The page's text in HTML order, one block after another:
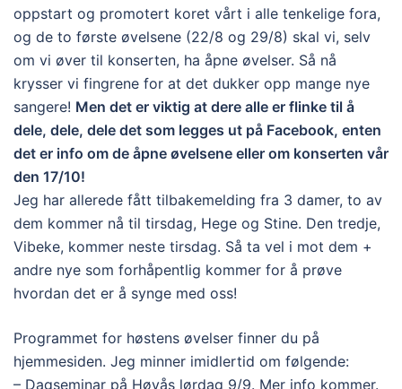
oppstart og promotert koret vårt i alle tenkelige fora,
og de to første øvelsene (22/8 og 29/8) skal vi, selv
om vi øver til konserten, ha åpne øvelser. Så nå
krysser vi fingrene for at det dukker opp mange nye
sangere! Men det er viktig at dere alle er flinke til å
dele, dele, dele det som legges ut på Facebook, enten
det er info om de åpne øvelsene eller om konserten vår
den 17/10!
Jeg har allerede fått tilbakemelding fra 3 damer, to av
dem kommer nå til tirsdag, Hege og Stine. Den tredje,
Vibeke, kommer neste tirsdag. Så ta vel i mot dem +
andre nye som forhåpentlig kommer for å prøve
hvordan det er å synge med oss!
Programmet for høstens øvelser finner du på
hjemmesiden. Jeg minner imidlertid om følgende:
– Dagseminar på Høyås lørdag 9/9. Mer info kommer.